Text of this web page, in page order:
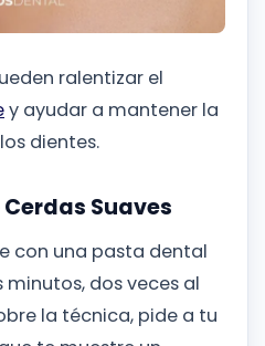
ralentizar el
y ayudar a mantener la
dientes.
Cerdas Suaves
con una pasta dental
dos veces al
la técnica, pide a tu